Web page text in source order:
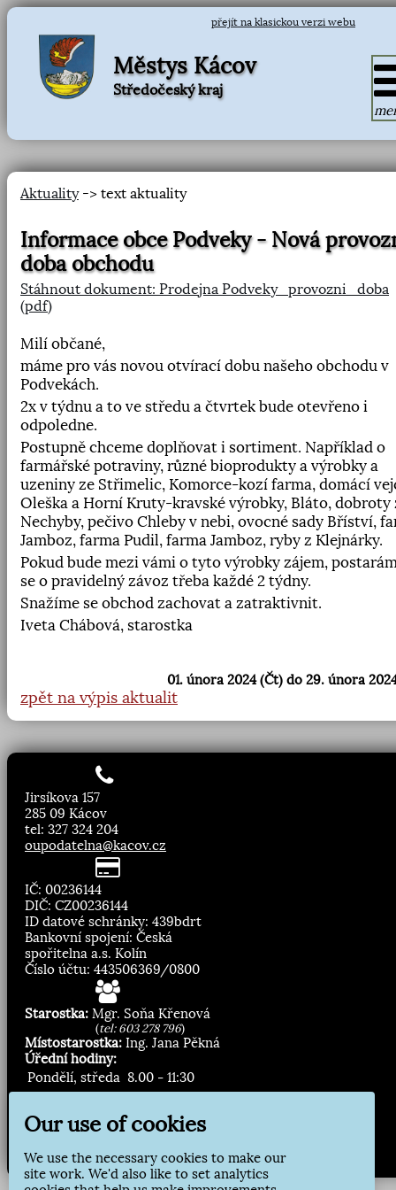
přejít na klasickou verzi webu
Městys Kácov
Středočeský kraj
Aktuality-> text aktuality
Informace obce Podveky - Nová
doba obchodu
Stáhnout dokument: Prodejna Podveky_provozni_doba
(pdf)
Milí občané,
máme pro vás novou otvírací dobu našeho obchodu v
Podvekách.
2x v týdnu a to ve středu a čtvrtek bude otevřeno i
odpoledne.
Postupně chceme doplňovat i sortiment. Například o
farmářské potraviny, různé bioprodukty a výrobky a
uzeniny ze Střimelic, Komorce-kozí farma, domácí
Oleška a Horní Kruty-kravské výrobky, Bláto, dobroty
Nechyby, pečivo Chleby v nebi, ovocné sady Bříství,
Jamboz, farma Pudil, farma Jamboz, ryby z Klejnárky.
Pokud bude mezi vámi o tyto výrobky zájem,
se o pravidelný závoz třeba každé 2 týdny.
Snažíme se obchod zachovat a zatraktivnit.
Iveta Chábová, starostka
01. února 2024 (Čt) do 29. února
zpět na výpis aktualit
Jirsíkova 157
285 09 Kácov
tel: 327 324 204
oupodatelna@kacov.cz
IČ: 00236144
DIČ: CZ00236144
ID datové schránky: 439bdrt
Bankovní spojení: Česká
spořitelna a.s. Kolín
Číslo účtu: 443506369/0800
Starostka: Mgr. Soňa Křenová
(tel: 603 278 796)
Místostarostka: Ing. Jana Pěkná
Úřední hodiny:
Pondělí, středa 8.00 - 11:30
13:00 - 16:30
Přihlásit odběr
Our use of cookies
We use the necessary cookies to make our
site work. We'd also like to set analytics